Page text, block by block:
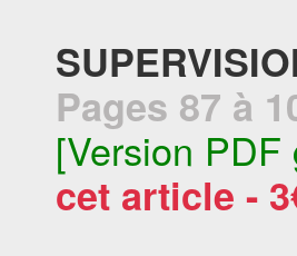
Pages 87 à
[Version
cet article -